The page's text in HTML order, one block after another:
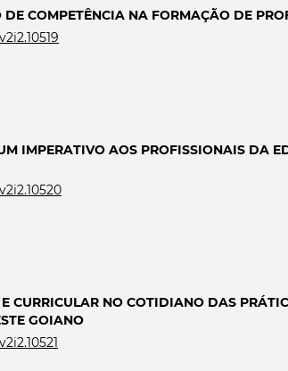
COMPETÊNCIA NA FORMAÇÃO DE
IMPERATIVO AOS PROFISSIONAIS DA
CURRICULAR NO COTIDIANO DAS
GOIANO